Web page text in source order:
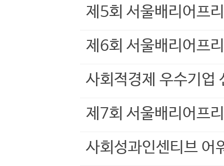
제5회 서울배리어프
제6회 서울배리어프
사회적경제 우수기업
제7회 서울배리어프
사회성과인센티브 어